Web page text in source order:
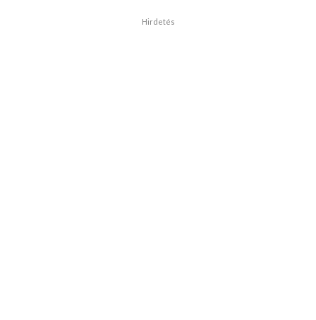
Hirdetés